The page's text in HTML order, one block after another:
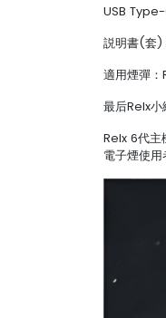
USB Type-
説明書(套)
適用煙彈
最后Relx
Relx 6代主
電子煙使